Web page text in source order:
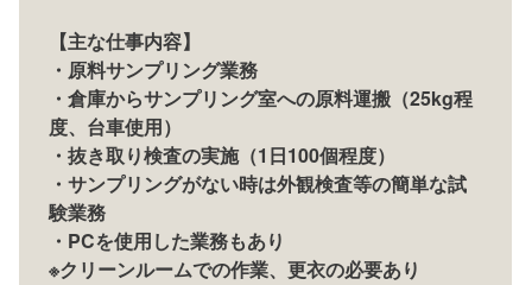
【主な仕事内容】
・原料サンプリング業務
・倉庫からサンプリング室への原料運搬（25kg程
度、台車使用）
・抜き取り検査の実施（1日100個程度）
・サンプリングがない時は外観検査等の簡単な試
験業務
・PCを使用した業務もあり
※クリーンルームでの作業、更衣の必要あり